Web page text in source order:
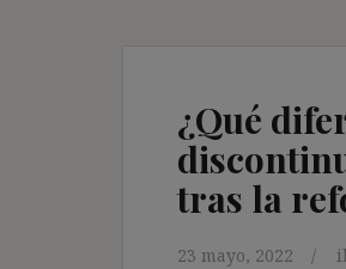
¿Qué
tras la
23 mayo, 2022